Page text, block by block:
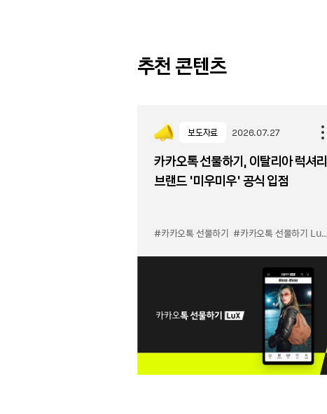
추천 콘텐츠
보도자료 2026.07.27
카카오톡 선물하기, 이탈리아 럭셔리
브랜드 '미우미우' 공식 입점
#카카오톡 선물하기 #카카오톡 선물하기 LuX 미우미우 입점